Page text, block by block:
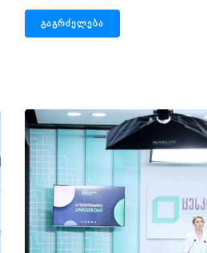
ᲒᲐᲒᲠᲫᲔᲚᲔᲑᲐ